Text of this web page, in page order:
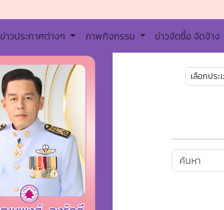
ข่าวประกาศต่างๆ ภาพกิจกรรม ข่าวจัดซื้อ จัดจ้าง